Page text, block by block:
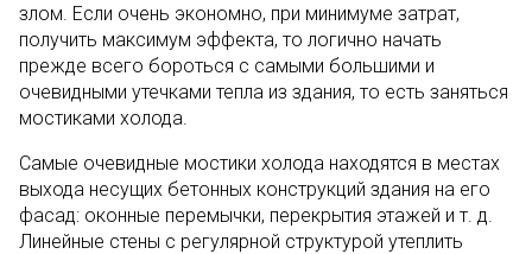
злом. Если очень экономно, при минимуме затрат,
получить максимум эффекта, то логично начать
прежде всего бороться с самыми большими и
очевидными утечками тепла из здания, то есть заняться
мостиками холода.
Самые очевидные мостики холода находятся в местах
выхода несущих бетонных конструкций здания на его
фасад: оконные перемычки, перекрытия этажей и т. д.
Линейные стены с регулярной структурой утеплить